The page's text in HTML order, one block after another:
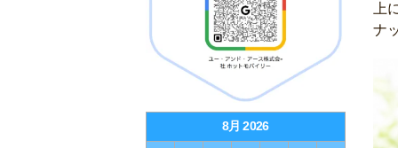
8月 2026
上
ナ